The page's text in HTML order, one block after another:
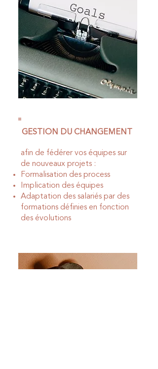
GESTION DU CHANGEMENT
afin de fédérer vos équipes sur
de nouveaux projets :
Formalisation des process
Implication des équipes
Adaptation des salariés par des
formations définies en fonction
des évolutions